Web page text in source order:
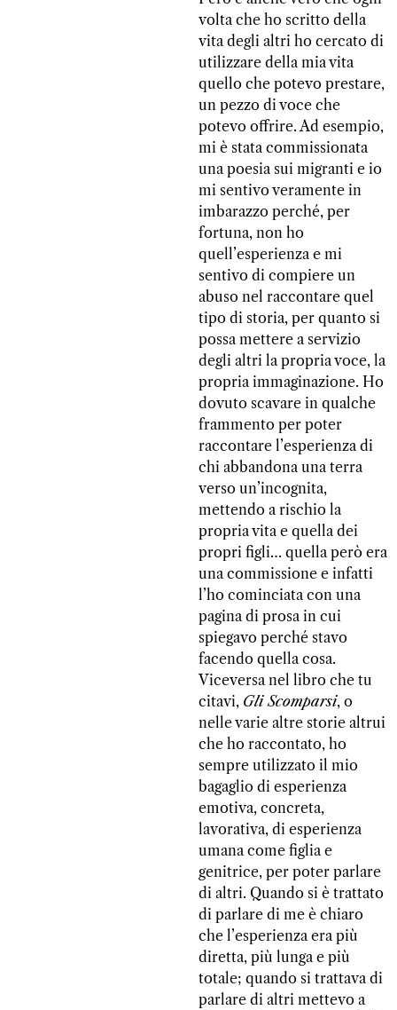
volta che ho scritto della
vita degli altri ho cercato di
utilizzare della mia vita
quello che potevo prestare,
un pezzo di voce che
potevo offrire. Ad esempio,
mi è stata commissionata
una poesia sui migranti e io
mi sentivo veramente in
imbarazzo perché, per
fortuna, non ho
quell’esperienza e mi
sentivo di compiere un
abuso nel raccontare quel
tipo di storia, per quanto si
possa mettere a servizio
degli altri la propria voce, la
propria immaginazione. Ho
dovuto scavare in qualche
frammento per poter
raccontare l’esperienza di
chi abbandona una terra
verso un’incognita,
mettendo a rischio la
propria vita e quella dei
propri figli… quella però era
una commissione e infatti
l’ho cominciata con una
pagina di prosa in cui
spiegavo perché stavo
facendo quella cosa.
Viceversa nel libro che tu
citavi, Gli Scomparsi, o
nelle varie altre storie altrui
che ho raccontato, ho
sempre utilizzato il mio
bagaglio di esperienza
emotiva, concreta,
lavorativa, di esperienza
umana come figlia e
genitrice, per poter parlare
di altri. Quando si è trattato
di parlare di me è chiaro
che l’esperienza era più
diretta, più lunga e più
totale; quando si trattava di
parlare di altri mettevo a